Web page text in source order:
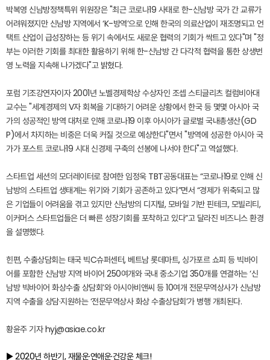
박복영 신남방정책특위 위원장은 "최근 코로나19 사태로 한-신남방 국가 간 교류가
어려워졌지만 신남방 지역에서 ‘K-방역’으로 인해 한국의 의료산업이 재조명되고 언
택트 산업이 급성장하는 등 위기 속에서도 새로운 협력의 기회가 싹트고 있다"며 "정
부는 이러한 기회를 최대한 활용하기 위해 한-신남방 간 다각적 협력을 통한 상생번
영 노력을 지속해 나가겠다"고 밝혔다.
포럼 기조강연자이자 2001년 노벨경제학상 수상자인 조셉 스티글리츠 컬럼비아대
교수는 "세계경제의 V자 회복을 기대하기 어려운 상황에서 한국 등 몇몇 아시아 국
가의 성공적인 방역 대처로 인해 코로나19 이후 아시아가 글로벌 국내총생산(GD
P)에서 차지하는 비중은 더욱 커질 것으로 예상한다"면서 "방역에 성공한 아시아 국
가가 포스트 코로나19 시대 신경제 구축의 선봉에 나서야 한다"고 역설했다.
스타트업 세션의 모더레이터로 참여한 임정욱 TBT공동대표는 “코로나19로 인해 신
남방의 스타트업 생태계는 위기와 기회가 공존하고 있다”면서 “경제가 위축되고 많
은 기업들이 어려움을 겪고 있지만 신남방의 디지털, 모바일 기반 핀테크, 모빌리티,
이커머스 스타트업들은 더 빠른 성장기회를 포착하고 있다”고 달라진 비즈니스 환경
을 설명했다.
힌편, 수출상담회는 태국 빅C슈퍼센터, 베트남 롯데마트, 싱가포르 쇼피 등 빅바이
어를 포함한 신남방 지역 바이어 250여개와 국내 중소기업 350개를 연결하는 ‘신
남방 빅바이어 화상수출 상담회’와 아시아비앤씨 등 10여개 전문무역상사가 신남방
지역 수출을 상담·지원하는 ‘전문무역상사 화상 수출상담회’가 병행 개최된다.
황윤주 기자hyj@asiae.co.kr
▶ 2020년 하반기, 재물운·연애운·건강운 체크!